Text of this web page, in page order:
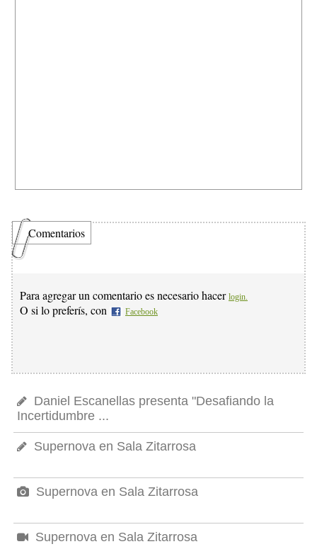
Comentarios
Para agregar un comentario es necesario hacer login.
O si lo preferís, con Facebook
Daniel Escanellas presenta "Desafiando la
Incertidumbre ...
Supernova en Sala Zitarrosa
Supernova en Sala Zitarrosa
Supernova en Sala Zitarrosa